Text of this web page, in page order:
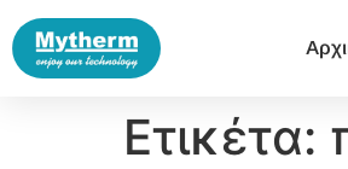
Ετικέτα: